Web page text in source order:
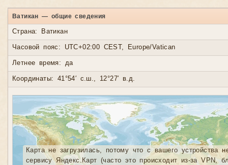
Ватикан — общие сведения
Страна: Ватикан
Часовой пояс: UTC+02:00 CEST, Europe/Vatican
Летнее время: да
Координаты: 41°54′ с.ш., 12°27′ в.д.
Карта не загрузилась, потому что с вашего устройства
сервису Яндекс.Карт (часто это происходит из-за VPN,